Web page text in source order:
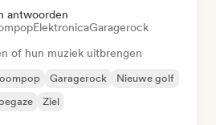
antwoorden
ElektronicaGaragerock
of hun muziek uitbrengen
Garagerock
Nieuwe golf
Ziel